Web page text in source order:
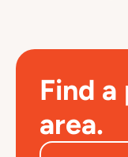
Find
area.